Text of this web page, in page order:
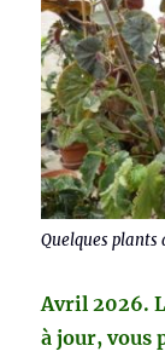
Quelques
Avril 2026.
à jour, vous